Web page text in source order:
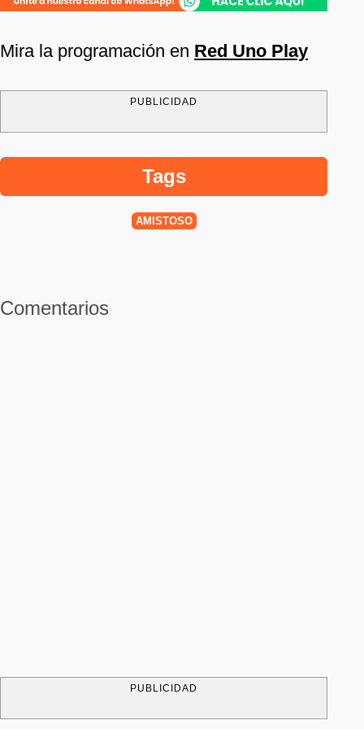
Mira la programación en Red Uno Play
PUBLICIDAD
Tags
AMISTOSO
Comentarios
PUBLICIDAD